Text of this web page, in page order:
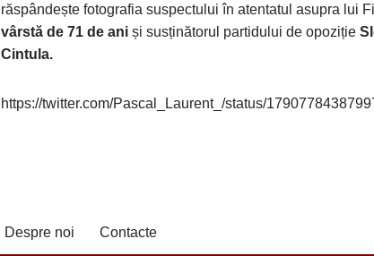
răspândește fotografia suspectului în atentatul asupra lui
vârstă de 71 de ani și susținătorul partidului de opoziție
Cintula.
https://twitter.com/Pascal_Laurent_/status/
Despre noi Contacte